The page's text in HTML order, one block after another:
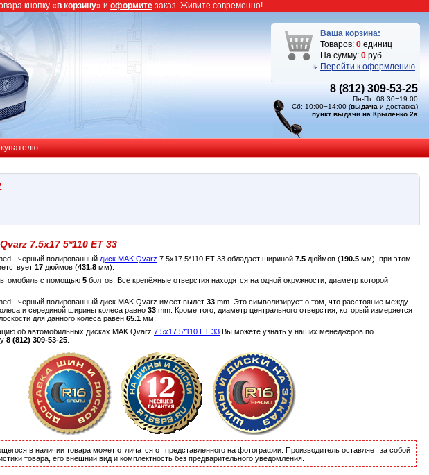
Ваша корзина:
Товаров: 0 единиц
На сумму: 0 руб.
Перейти к оформлению
8 (812) 309-53-25
Пн-Пт: 08:30−19:00
Сб: 10:00−14:00 (выдача и доставка)
пункт выдачи на Крыленко 2а
7.5x17 5*110 ET 33
- черный полированный диск MAK Qvarz 7.5x17 5*110 ET 33 обладает шириной 7.5 дюймов (190.5 мм), при этом
17 дюймов (431.8 мм).
с помощью 5 болтов. Все крепёжные отверстия находятся на одной окружности, диаметр которой
- черный полированный диск MAK Qvarz имеет вылет 33 mm. Это символизирует о том, что расстояние между
и серединой ширины колеса равно 33 mm. Кроме того, диаметр центрального отверстия, который измеряется
для данного колеса равен 65.1 мм.
об автомобильных дисках MAK Qvarz 7.5x17 5*110 ET 33 Вы можете узнать у наших менеджеров по
8 (812) 309-53-25
в наличии товара может отличатся от представленного на фотографии. Производитель оставляет за собой
товара, его внешний вид и комплектность без предварительного уведомления.
кнопку «в корзину» и оформите заказ. Живите современно!